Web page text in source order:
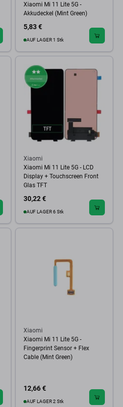
Xiaomi Mi 11 Lite 5G -
Akkudeckel (Mint Green)
5,83 €
AUF LAGER 1 Stk
Xiaomi
Xiaomi Mi 11 Lite 5G - LCD
Display + Touchscreen Front
Glas TFT
30,22 €
AUF LAGER 6 Stk
Xiaomi
Xiaomi Mi 11 Lite 5G -
Fingerprint Sensor + Flex
Cable (Mint Green)
12,66 €
AUF LAGER 2 Stk